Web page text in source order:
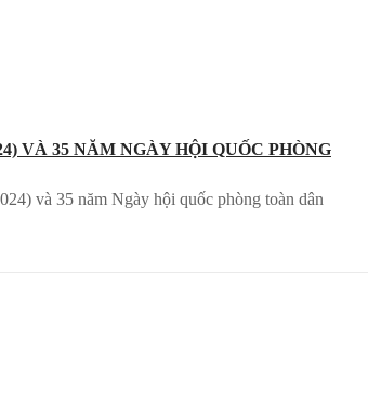
VÀ 35 NĂM NGÀY HỘI QUỐC PHÒNG
và 35 năm Ngày hội quốc phòng toàn dân